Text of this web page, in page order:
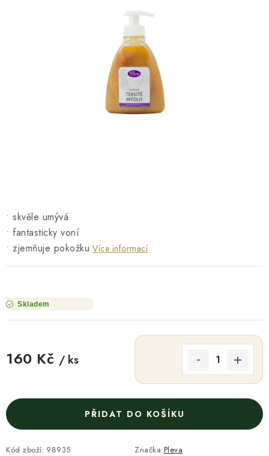
FIREMNÍ DÁRKY
• skvěle umývá
• fantasticky voní
• zjemňuje pokožku Více informací
Skladem
160 Kč / ks
PŘIDAT DO KOŠÍKU
Kód zboží: 98935 Značka:Pleva